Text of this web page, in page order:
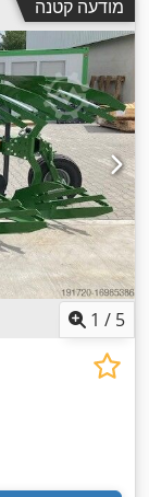
מודעה קטנה
1 / 5